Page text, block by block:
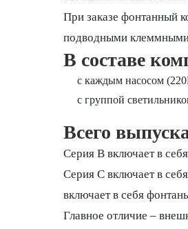
При заказе фонтанный
подводными клеммными
В составе
с каждым насосом
с группой
Всего
Серия B включает в
Серия С включает в
включает в себя
Главное отличие –